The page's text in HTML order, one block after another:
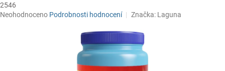
2546
Průměrné
Neohodnoceno Podrobnosti hodnocení Značka: Laguna